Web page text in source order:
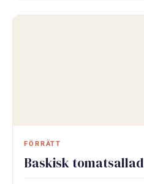
FÖRRÄTT
Baskisk tomatsallad